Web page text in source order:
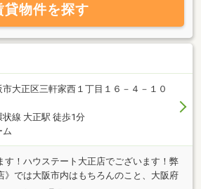
貸物件を探す
市大正区三軒家西１丁目１６－４－１０
状線 大正駅 徒歩1分
ム
す！ハウステート大正店でございます！弊
》では大阪市内はもちろんのこと、大阪府